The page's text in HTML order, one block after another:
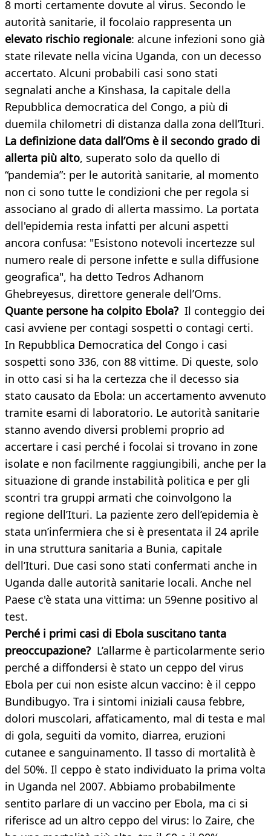
8 morti certamente dovute al virus. Secondo le
autorità sanitarie, il focolaio rappresenta un
elevato rischio regionale: alcune infezioni sono già
state rilevate nella vicina Uganda, con un decesso
accertato. Alcuni probabili casi sono stati
segnalati anche a Kinshasa, la capitale della
Repubblica democratica del Congo, a più di
duemila chilometri di distanza dalla zona dell’Ituri.
La definizione data dall’Oms è il secondo grado di
allerta più alto, superato solo da quello di
“pandemia”: per le autorità sanitarie, al momento
non ci sono tutte le condizioni che per regola si
associano al grado di allerta massimo. La portata
dell'epidemia resta infatti per alcuni aspetti
ancora confusa: "Esistono notevoli incertezze sul
numero reale di persone infette e sulla diffusione
geografica", ha detto Tedros Adhanom
Ghebreyesus, direttore generale dell’Oms.
Quante persone ha colpito Ebola? Il conteggio dei
casi avviene per contagi sospetti o contagi certi.
In Repubblica Democratica del Congo i casi
sospetti sono 336, con 88 vittime. Di queste, solo
in otto casi si ha la certezza che il decesso sia
stato causato da Ebola: un accertamento avvenuto
tramite esami di laboratorio. Le autorità sanitarie
stanno avendo diversi problemi proprio ad
accertare i casi perché i focolai si trovano in zone
isolate e non facilmente raggiungibili, anche per la
situazione di grande instabilità politica e per gli
scontri tra gruppi armati che coinvolgono la
regione dell’Ituri. La paziente zero dell’epidemia è
stata un’infermiera che si è presentata il 24 aprile
in una struttura sanitaria a Bunia, capitale
dell’Ituri. Due casi sono stati confermati anche in
Uganda dalle autorità sanitarie locali. Anche nel
Paese c'è stata una vittima: un 59enne positivo al
test.
Perché i primi casi di Ebola suscitano tanta
preoccupazione? L’allarme è particolarmente serio
perché a diffondersi è stato un ceppo del virus
Ebola per cui non esiste alcun vaccino: è il ceppo
Bundibugyo. Tra i sintomi iniziali causa febbre,
dolori muscolari, affaticamento, mal di testa e mal
di gola, seguiti da vomito, diarrea, eruzioni
cutanee e sanguinamento. Il tasso di mortalità è
del 50%. Il ceppo è stato individuato la prima volta
in Uganda nel 2007. Abbiamo probabilmente
sentito parlare di un vaccino per Ebola, ma ci si
riferisce ad un altro ceppo del virus: lo Zaire, che